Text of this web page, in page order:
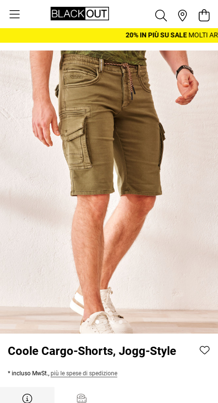
20% IN PIÙ SU SALEMOLTI
Coole Cargo-Shorts, Jogg-Style
* incluso MwSt., più le spese di spedizione